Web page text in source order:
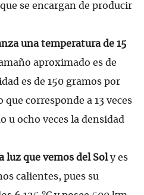
se encargan de producir
una temperatura de 15
aproximado es de
es de 150 gramos por
corresponde a 13 veces
u ocho veces la densidad
luz que vemos del Soly es
calientes, pues su